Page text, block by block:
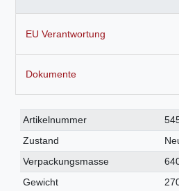
EU Verantwortung
Dokumente
Technisches
Merkmal
Wert
Artikelnummer
Zustand
Verpackungsmasse
Gewicht